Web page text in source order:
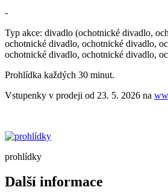
-
Typ akce: divadlo (ochotnické divadlo,
ochotnické divadlo, ochotnické divadlo,
ochotnické divadlo, ochotnické divadlo,
Prohlídka každých 30 minut.
Vstupenky v prodeji od 23. 5. 2026 na
prohlídky
Další informace